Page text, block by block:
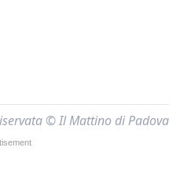
© Il Mattino di Padova